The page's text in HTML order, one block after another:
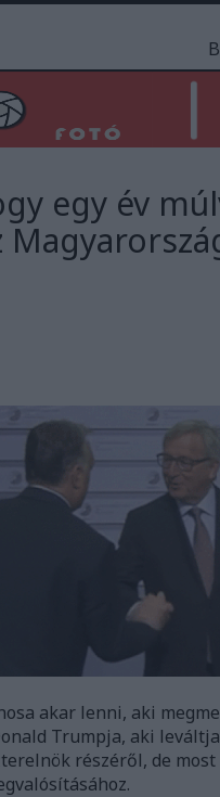
egy év
akar lenni, aki
Trumpja, aki
részéről, de